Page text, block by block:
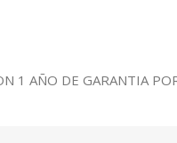
1 AÑO DE GARANTIA